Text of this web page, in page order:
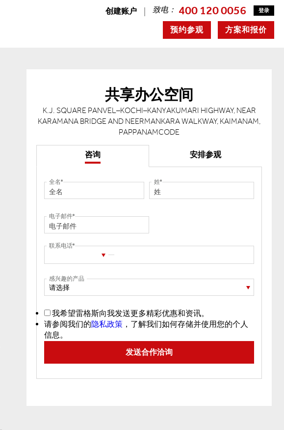
创建账户 致电： 400 120 0056 登录
方案和报价
预约参观
共享办公空间
K.J. SQUARE PANVEL–KOCHI–KANYAKUMARI HIGHWAY, NEAR
KARAMANA BRIDGE AND NEERMANKARA WALKWAY, KAIMANAM,
PAPPANAMCODE
咨询 安排参观
全名 姓
电子邮件
联系电话
感兴趣的产品
请选择
我希望雷格斯向我发送更多精彩优惠和资讯。
请参阅我们的隐私政策 ，了解我们如何存储并使用您的个人
信息。